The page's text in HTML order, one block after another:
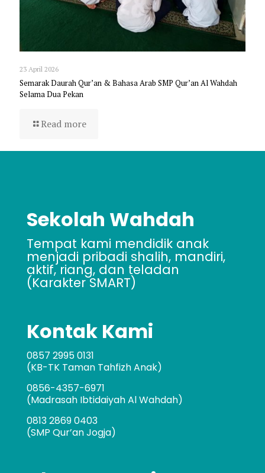
23 April 2026
Semarak Daurah Qur’an & Bahasa Arab SMP Qur’an Al Wahdah
Selama Dua Pekan
Read more
Sekolah Wahdah
Tempat kami mendidik anak
menjadi pribadi shalih, mandiri,
aktif, riang, dan teladan
(Karakter SMART)
Kontak Kami
0857 2995 0131
(KB-TK Taman Tahfizh Anak)
0856-4357-6971
(Madrasah Ibtidaiyah Al Wahdah)
0813 2869 0403
(SMP Qur’an Jogja)